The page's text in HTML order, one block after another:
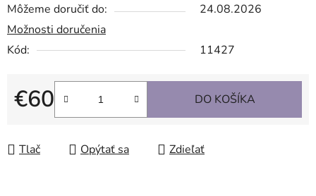
Môžeme doručiť do:
24.08.2026
Možnosti doručenia
Kód:
11427
€60
Jednotková cena:
DO KOŠÍKA
Tlač Opýtať sa Zdieľať